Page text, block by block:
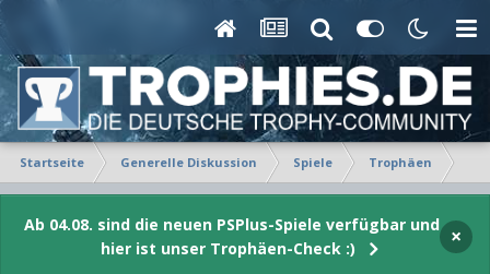
Startseite Generelle Diskussion Spiele Trophäen
Ab 04.08. sind die neuen PSPlus-Spiele verfügbar und
hier ist unser Trophäen-Check :)
×